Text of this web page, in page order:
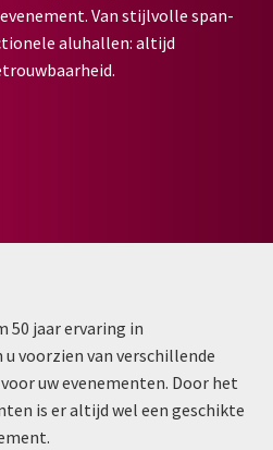
Van stijlvolle span-
aluhallen: altijd
50 jaar ervaring in
voorzien van verschillende
uw evenementen. Door het
is er altijd wel een geschikte